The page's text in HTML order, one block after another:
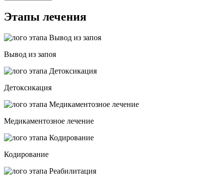
Этапы лечения
Вывод из запоя
Детоксикация
Медикаментозное лечение
Кодирование